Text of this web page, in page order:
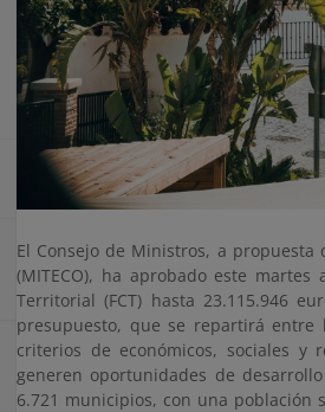
El Consejo de Ministros, a
(MITECO), ha aprobado este
Territorial (FCT) hasta 23.115.946
presupuesto, que se repartirá entre
criterios de económicos, sociales y
generen oportunidades de
6.721 municipios, con una población